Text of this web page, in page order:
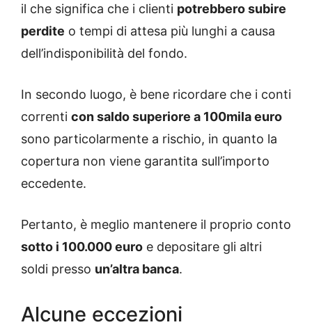
il che significa che i clienti potrebbero subire
perdite o tempi di attesa più lunghi a causa
dell’indisponibilità del fondo.
In secondo luogo, è bene ricordare che i conti
correnti con saldo superiore a 100mila euro
sono particolarmente a rischio, in quanto la
copertura non viene garantita sull’importo
eccedente.
Pertanto, è meglio mantenere il proprio conto
sotto i 100.000 euro e depositare gli altri
soldi presso un’altra banca.
Alcune eccezioni